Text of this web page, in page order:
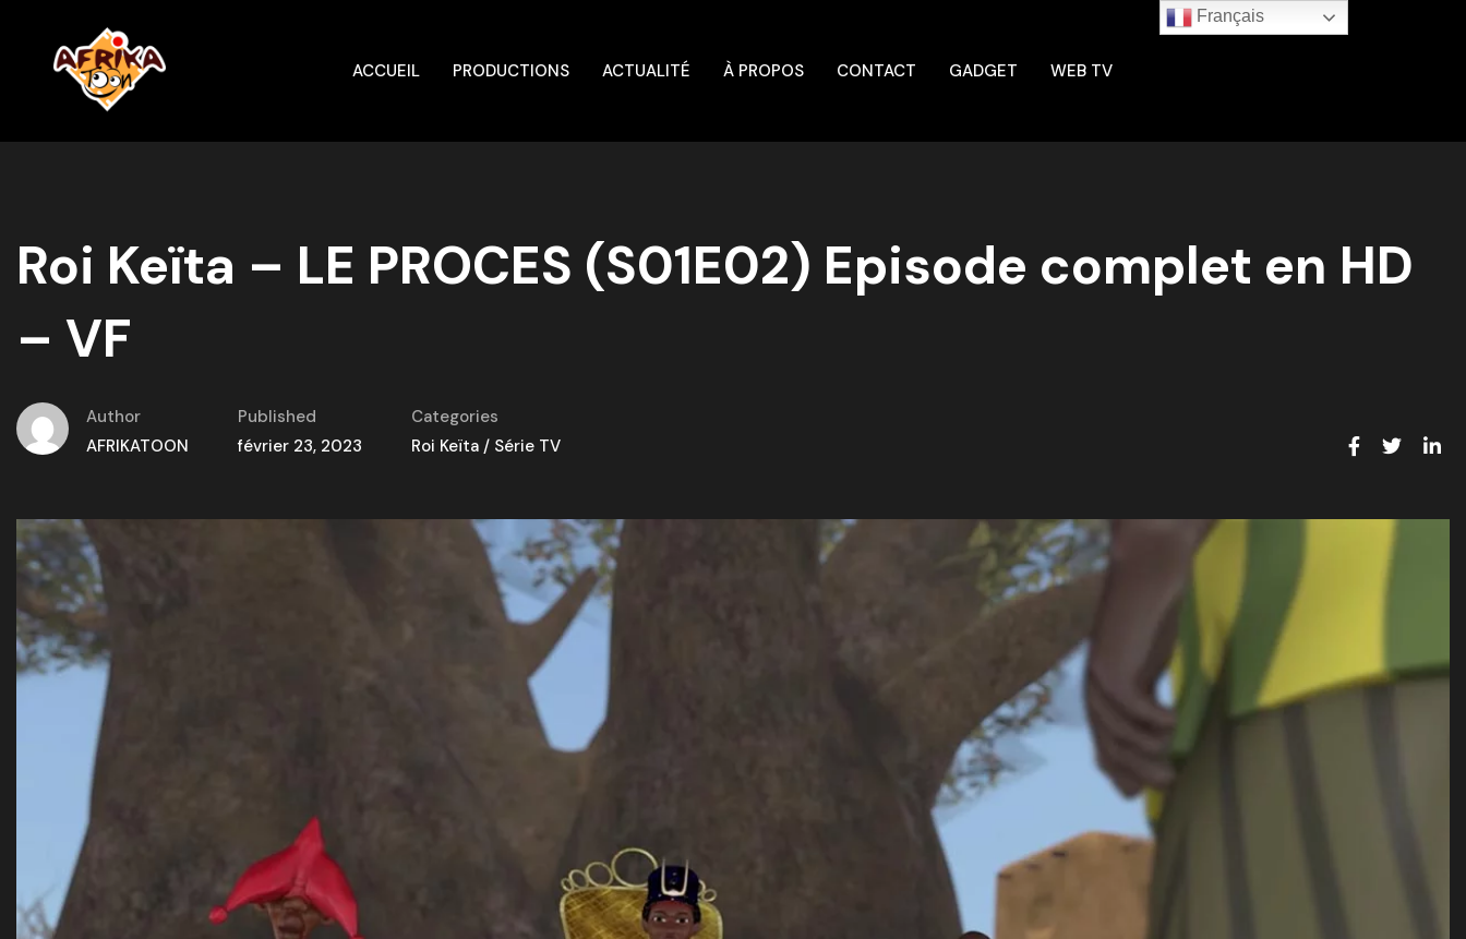
ACCUEIL PRODUCTIONS ACTUALITÉ À PROPOS CONTACT GADGET WEB TV
Roi Keïta – LE PROCES (S01E02) Episode complet en HD
– VF
Author
AFRIKATOON
Published
février 23, 2023
Categories
Roi Keïta / Série TV
Français